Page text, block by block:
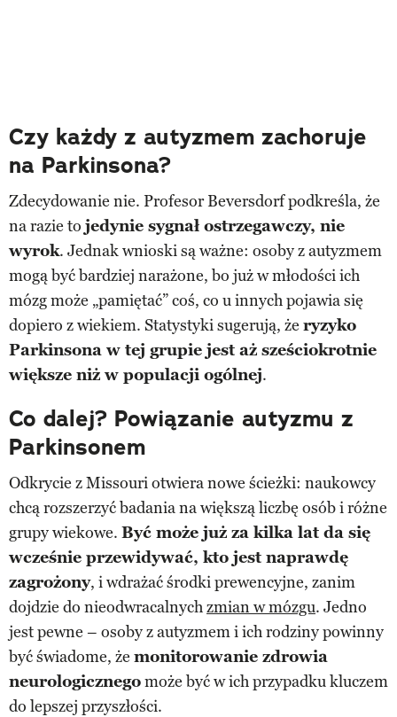
Czy każdy z autyzmem zachoruje
na Parkinsona?
Zdecydowanie nie. Profesor Beversdorf podkreśla, że
na razie to jedynie sygnał ostrzegawczy, nie
wyrok. Jednak wnioski są ważne: osoby z autyzmem
mogą być bardziej narażone, bo już w młodości ich
mózg może „pamiętać” coś, co u innych pojawia się
dopiero z wiekiem. Statystyki sugerują, że ryzyko
Parkinsona w tej grupie jest aż sześciokrotnie
większe niż w populacji ogólnej.
Co dalej? Powiązanie autyzmu z
Parkinsonem
Odkrycie z Missouri otwiera nowe ścieżki: naukowcy
chcą rozszerzyć badania na większą liczbę osób i różne
grupy wiekowe. Być może już za kilka lat da się
wcześnie przewidywać, kto jest naprawdę
zagrożony, i wdrażać środki prewencyjne, zanim
dojdzie do nieodwracalnychzmian w mózgu. Jedno
jest pewne – osoby z autyzmem i ich rodziny powinny
być świadome, że monitorowanie zdrowia
neurologicznegomoże być w ich przypadku kluczem
do lepszej przyszłości.